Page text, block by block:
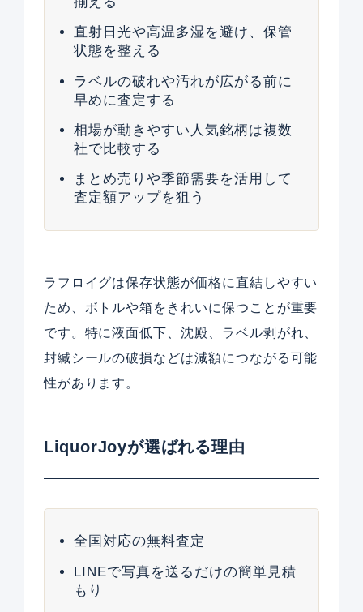
直射日光や高温多湿を避け、保管
状態を整える
ラベルの破れや汚れが広がる前に
早めに査定する
相場が動きやすい人気銘柄は複数
社で比較する
まとめ売りや季節需要を活用して
査定額アップを狙う
ラフロイグは保存状態が価格に直結しやすい
ため、ボトルや箱をきれいに保つことが重要
です。特に液面低下、沈殿、ラベル剥がれ、
封緘シールの破損などは減額につながる可能
性があります。
LiquorJoyが選ばれる理由
全国対応の無料査定
LINEで写真を送るだけの簡単見積
もり